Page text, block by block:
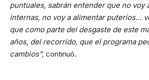
puntuales, sabrán entender que no voy
internas, no voy a alimentar puteríos…
que como parte del desgaste de este
años, del recorrido, que el programa
cambios”, continuó.